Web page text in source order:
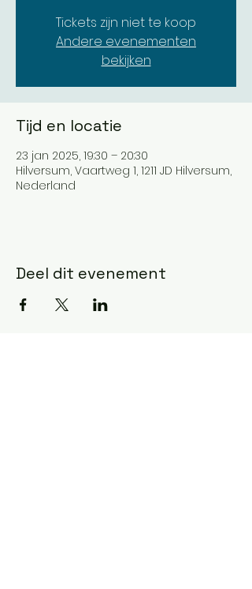
Tickets zijn niet te koop
Andere evenementen
bekijken
Tijd en locatie
23 jan 2025, 19:30 – 20:30
Hilversum, Vaartweg 1, 1211 JD Hilversum,
Nederland
Deel dit evenement